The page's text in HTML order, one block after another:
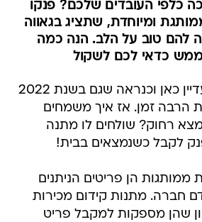
כלפי העובדים שלכם? פנקו
ומיוחדת, שתציג בגאווה
להם טוב על הלב. הנה כמה
כדאי לכם לשקול
לצערנו, הקורונה עדיין כאן וכנראה שגם בשנת 2022
הרבה זמן. אז איך משמחים
רחוק? שולחים לו מתנה
לקבל כשנמצאים בבית!
הן פריטים הניתנים
חברה. מתנות קידום מכירות
שהן מספקות למקבל פריט